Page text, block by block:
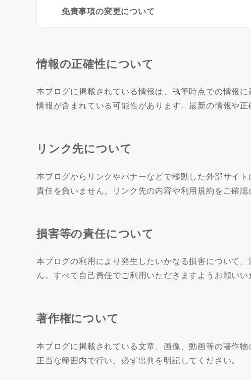
免責事項の変更について
情報の正確性について
本ブログに掲載されている情報は、執筆時点での情報
情報が含まれている可能性があります。最新の情報や
リンク先について
本ブログからリンクやバナーなどで移動した外部サイ
責任を負いません。リンク先の内容や利用規約をご確認
損害等の責任について
本ブログの利用により発生したいかなる損害について
ん。すべて自己責任でご利用いただきますようお願いい
著作権について
本ブログに掲載されている文章、画像、動画等の著作
正当な範囲内で行い、必ず出典を明記してください。